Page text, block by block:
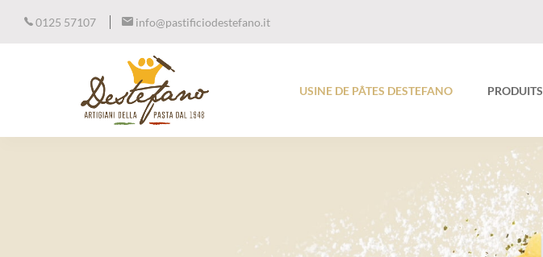
0125 57107 info@pastificiodestefano.it
USINE DE PÂTES DESTEFANO PRODUITS